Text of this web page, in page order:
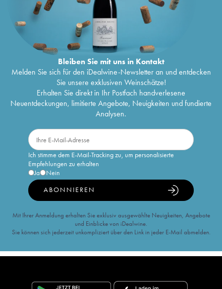
Bleiben Sie mit uns in Kontakt
Melden Sie sich für den iDealwine-Newsletter an und entdecken
Sie unsere exklusiven Weinschätze!
Erhalten Sie direkt in Ihr Postfach handverlesene
Neuentdeckungen, limitierte Angebote, Neuigkeiten und fundierte
Analysen.
Ich stimme dem E-Mail-Tracking zu, um personalisierte
Empfehlungen zu erhalten
Ja
Nein
ABONNIEREN
Mit Ihrer Anmeldung erhalten Sie exklusiv ausgewählte Neuigkeiten, Angebote
und Einblicke von iDealwine.
Sie können sich jederzeit unkompliziert über den Link in jeder E-Mail abmelden.